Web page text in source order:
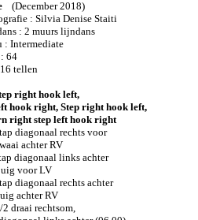
(December 2018)
: Silvia Denise Staiti
: 2 muurs lijndans
: Intermediate
64
tellen
right hook left,
hook right, Step right hook left,
right step left hook right
diagonaal rechts voor
achter RV
diagonaal links achter
voor LV
diagonaal rechts achter
achter RV
draai rechtsom,